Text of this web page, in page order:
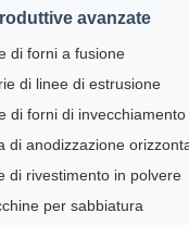
avanzate
di forni a fusione
di linee di estrusione
di forni di invecchiamento
di anodizzazione
di rivestimento in polvere
per sabbiatura